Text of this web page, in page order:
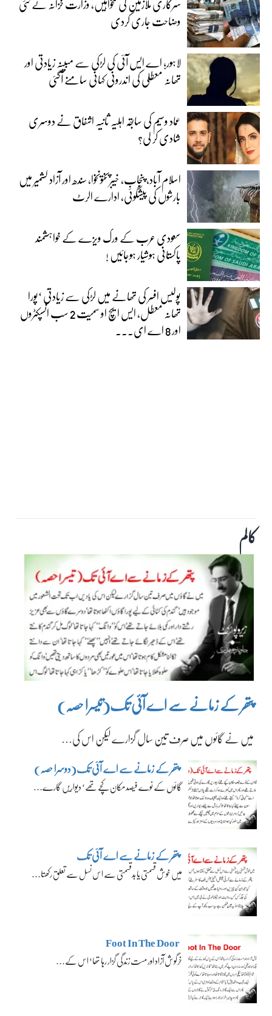
وضاحت جاری کردی
لاہور؛ اے ایس آئی کی لڑکی سے مبینہ زیادتی اور
تھانہ معطلی کی اندرونی کہانی سامنے آگئی
عماد وسیم کی سابقہ اہلیہ ثانیہ اشفاق نے دوسری
شادی کر لی؟
اسلام آباد، پنجاب، خیبرپختونخوا، سندھ اور آزاد کشمیر میں
بارشوں کی پیشگوئی، ادارے الرٹ
سعودی عرب کے ورک ویزے کے خواہشمند
پاکستانی ہوشیار ہوجائیں !
پولیس افسر کی تھانے میں لڑکی سے زیادتی ‘پورا
تھانہ معطل، ایس ایچ او سمیت 2 سب انسپکٹروں
اور 8 اے ای...
کالم
پتھر کے زمانے سے اے آئی تک(تیسرا حصہ)
میں نے گائوں میں صرف تین سال گزارے لیکن اس کی…
پتھر کے زمانے سے اے آئی تک(دوسرا حصہ)
گائوں کے نوے فیصد مکان کچے تھے‘ دیواریں گارے…
پتھر کے زمانے سے اے آئی تک
میں خوش قسمتی یا بدقسمتی سے اس نسل سے تعلق رکھتا…
Foot In The Door
خرگوش آزاد اور مست زندگی گزار رہا تھا‘ اس کے…